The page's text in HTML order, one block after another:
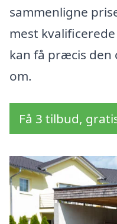
sammenligne
mest
kan få præcis
om.
Få 3 tilbud,